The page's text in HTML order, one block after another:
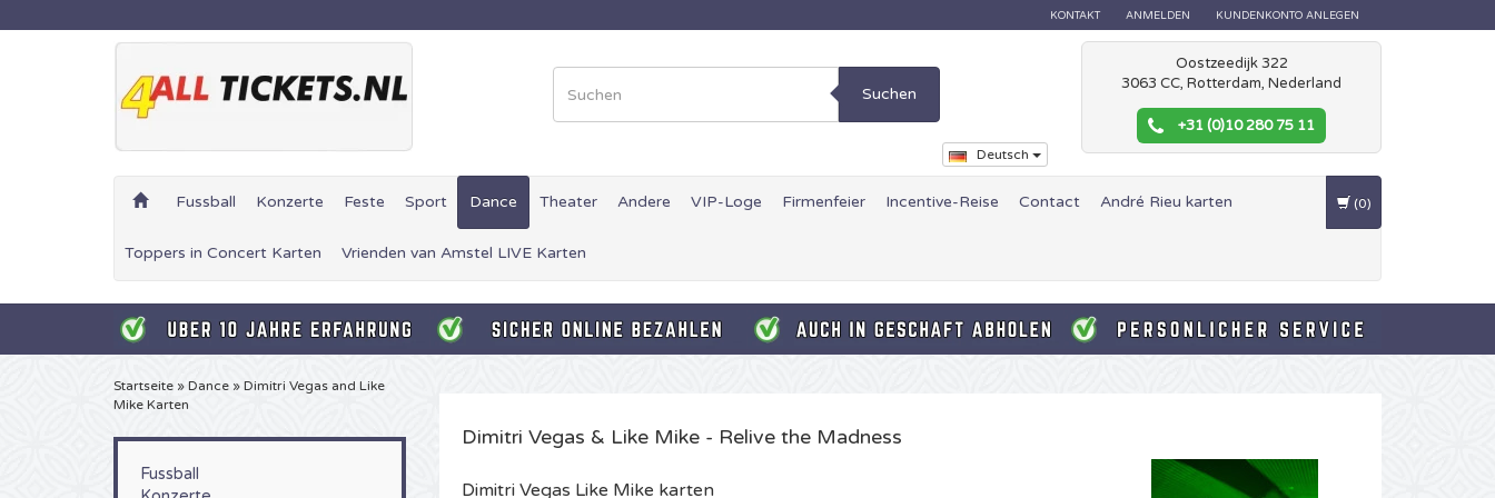
KONTAKT ANMELDEN KUNDENKONTO ANLEGEN
Suchen
Deutsch
Oostzeedijk 322
3063 CC, Rotterdam, Nederland
+31 (0)10 280 75 11
Fussball Konzerte Feste Sport Dance Theater Andere VIP-Loge Firmenfeier Incentive-Reise Contact André Rieu karten
Toppers in Concert Karten Vrienden van Amstel LIVE Karten
(0)
Startseite » Dance » Dimitri Vegas and Like
Mike Karten
Fussball
Dimitri Vegas & Like Mike - Relive the Madness
Dimitri Vegas Like Mike karten